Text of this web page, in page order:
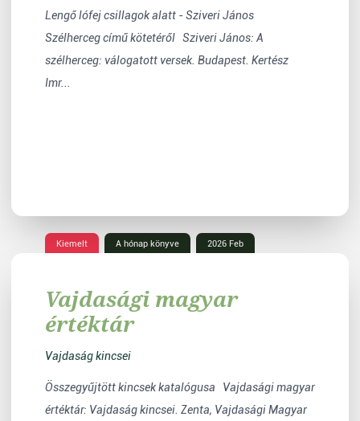
Lengő lófej csillagok alatt - Sziveri János
Szélherceg című kötetéről Sziveri János: A
szélherceg: válogatott versek. Budapest. Kertész
Imr...
Kiemelt A hónap könyve 2026 Feb
Vajdasági magyar
értéktár
Vajdaság kincsei
Összegyűjtött kincsek katalógusa Vajdasági magyar
értéktár: Vajdaság kincsei. Zenta, Vajdasági Magyar